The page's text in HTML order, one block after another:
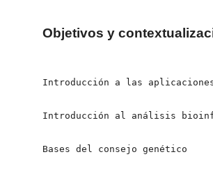
Objetivos y
Introducción a las
Introducción al análisis
Bases del consejo genético